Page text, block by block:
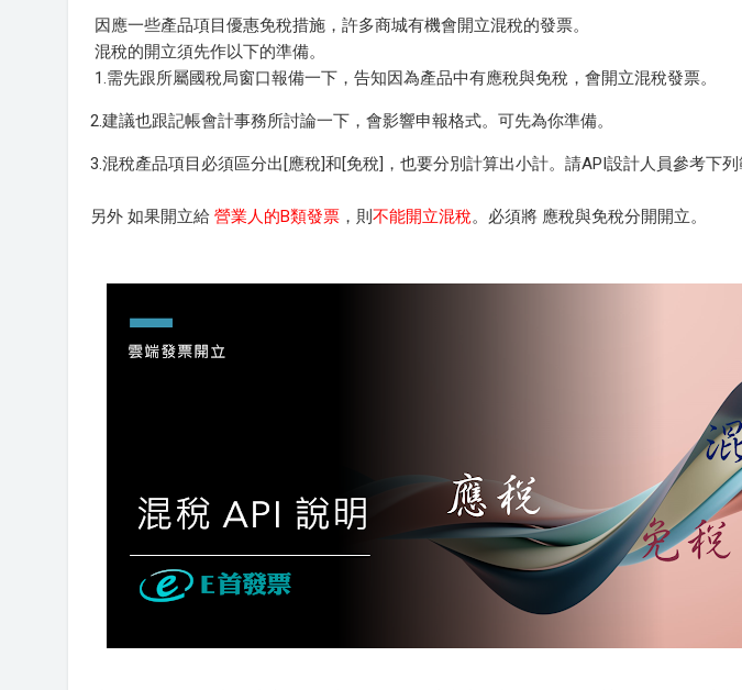
因應一些產品項目優惠免稅措施，許多商城有機會開立混稅的發票。
混稅的開立須先作以下的準備。
1.需先跟所屬國稅局窗口報備一下，告知因為產品中有應稅與免稅，會開立混稅發票。
2.建議也跟記帳會計事務所討論一下，會影響申報格式。可先為你準備。
3.混稅產品項目必須區分出[應稅]和[免稅]，也要分別計算出小計。請API設計人員參考下
另外 如果開立給 營業人的B類發票 ，則 不能開立混稅。必須將 應稅與免稅分開開立。